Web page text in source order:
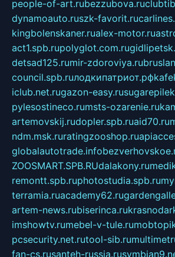
people-of-art.rubezzubova.ru
dynamoauto.ruszk-favorit.ru
kingbolenskaner.rualex-motor.ru
act1.spb.rupolyglot.com.ru
detsad125.rumir-zdoroviya.ru
council.spb.ruлодкипатриот.рф
iclub.net.rugazon-easy.ru
pylesostineco.rumsts-ozarenie.ru
artemovskij.rudopler.spb.ruaid70.ru
ndm.msk.ruratingzooshop.ru
globalautotrade.info
ZOOSMART.SPB.RUdalakony.ru
remontt.spb.ruphotostudia.spb.ru
terramia.ruacademy62.ru
artem-news.rubiserinca.ru
imshowtv.rumebel-v-tule.ru
pcsecurity.net.rutool-sib.ru
fan-cs.rusanteh-russia.ru